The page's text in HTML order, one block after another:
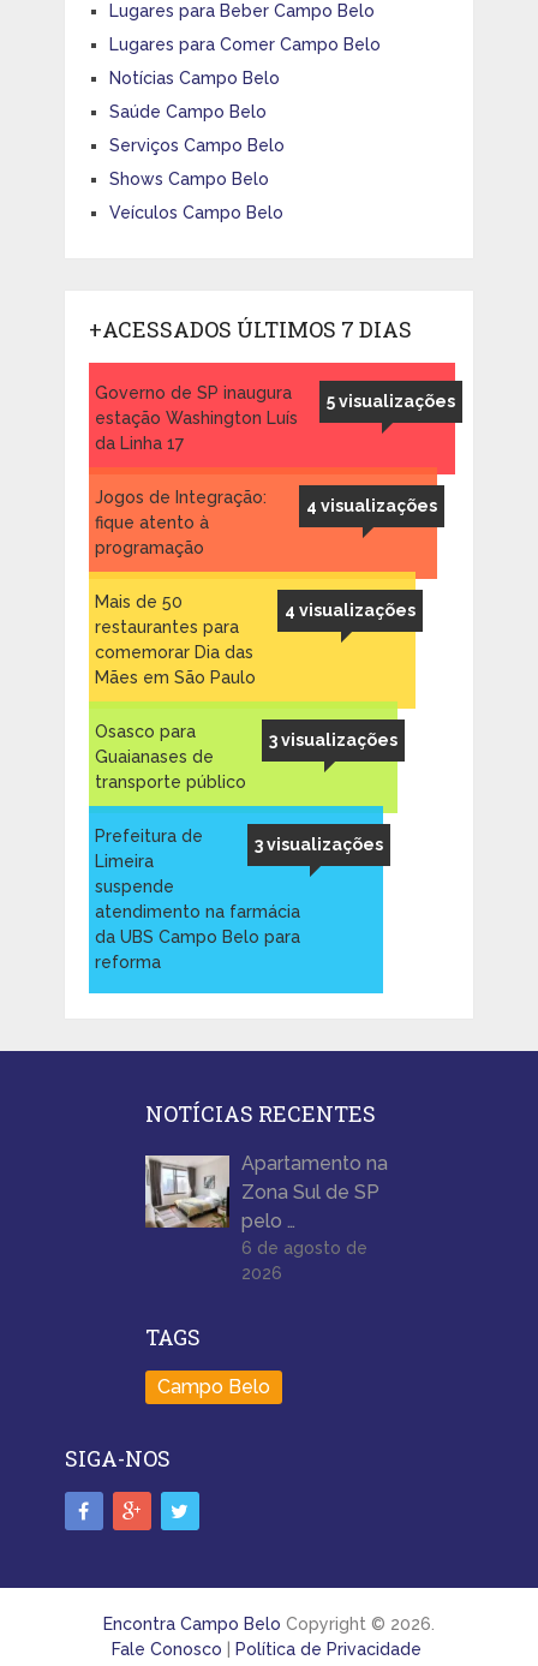
Lugares para Beber Campo Belo
Lugares para Comer Campo Belo
Notícias Campo Belo
Saúde Campo Belo
Serviços Campo Belo
Shows Campo Belo
Veículos Campo Belo
+ACESSADOS ÚLTIMOS 7 DIAS
5 visualizações
Governo de SP inaugura
estação Washington Luís
da Linha 17
4 visualizações
Jogos de Integração:
fique atento à
programação
4 visualizações
Mais de 50
restaurantes para
comemorar Dia das
Mães em São Paulo
3 visualizações
Osasco para
Guaianases de
transporte público
3 visualizações
Prefeitura de
Limeira
suspende
atendimento na farmácia
da UBS Campo Belo para
reforma
NOTÍCIAS RECENTES
Apartamento na
Zona Sul de SP
pelo …
6 de agosto de
2026
TAGS
Campo Belo
SIGA-NOS
Encontra Campo Belo Copyright © 2026.
Fale Conosco
Política de Privacidade